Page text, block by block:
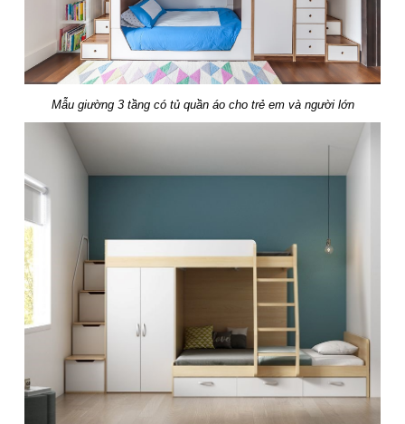
Mẫu giường 3 tầng có tủ quần áo cho trẻ em và người lớn